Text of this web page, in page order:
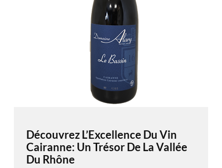
Découvrez L’Excellence Du Vin
Cairanne: Un Trésor De La Vallée
Du Rhône